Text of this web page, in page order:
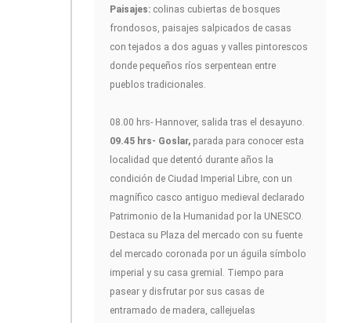
Paisajes: colinas cubiertas de bosques
frondosos, paisajes salpicados de casas
con tejados a dos aguas y valles pintorescos
donde pequeños ríos serpentean entre
pueblos tradicionales.
08.00 hrs- Hannover, salida tras el desayuno.
09.45 hrs- Goslar, parada para conocer esta
localidad que detentó durante años la
condición de Ciudad Imperial Libre, con un
magnífico casco antiguo medieval declarado
Patrimonio de la Humanidad por la UNESCO.
Destaca su Plaza del mercado con su fuente
del mercado coronada por un águila símbolo
imperial y su casa gremial. Tiempo para
pasear y disfrutar por sus casas de
entramado de madera, callejuelas